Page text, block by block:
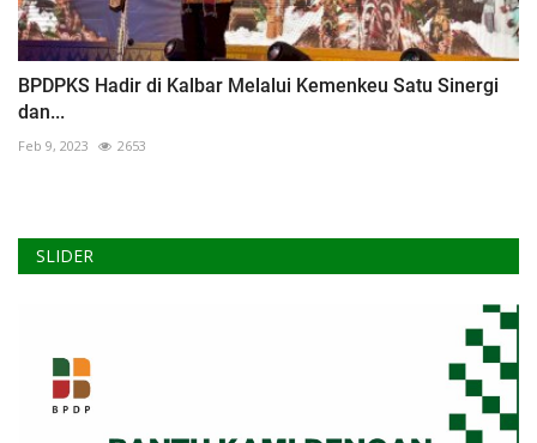
BPDPKS Hadir di Kalbar Melalui Kemenkeu Satu Sinergi
dan...
Feb 9, 2023 2653
SLIDER